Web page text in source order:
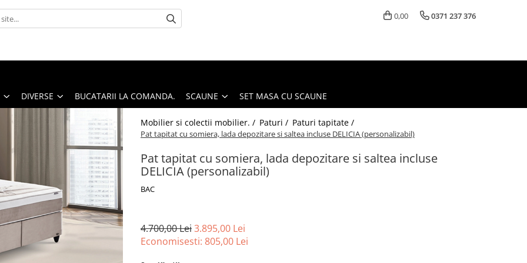
0,00 0371 237 376
DIVERSE BUCATARII LA COMANDA. SCAUNE SET MASA CU SCAUNE
Mobilier si colectii mobilier. / Paturi / Paturi tapitate /
Pat tapitat cu somiera, lada depozitare si saltea incluse DELICIA (personalizabil)
Pat tapitat cu somiera, lada depozitare si saltea incluse
DELICIA (personalizabil)
BAC
4.700,00 Lei3.895,00 Lei
Economisesti: 805,00 Lei